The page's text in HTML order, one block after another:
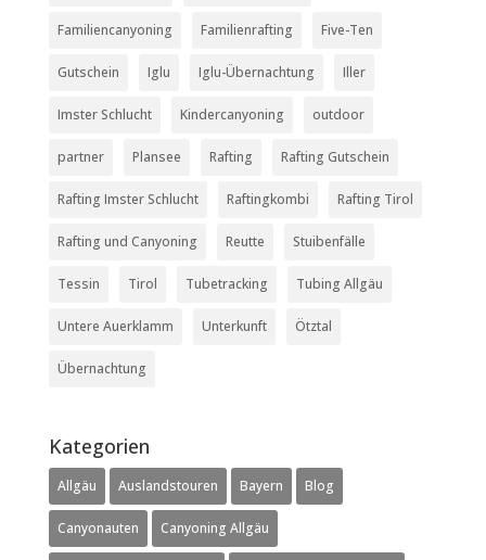
Familiencanyoning Familienrafting Five-Ten
Gutschein Iglu Iglu-Übernachtung Iller
Imster Schlucht Kindercanyoning outdoor
partner Plansee Rafting Rafting Gutschein
Rafting Imster Schlucht Raftingkombi Rafting Tirol
Rafting und Canyoning Reutte Stuibenfälle
Tessin Tirol Tubetracking Tubing Allgäu
Untere Auerklamm Unterkunft Ötztal
Übernachtung
Kategorien
Allgäu Auslandstouren Bayern Blog
Canyonauten Canyoning Allgäu